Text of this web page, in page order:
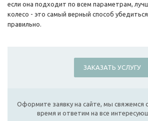
если она подходит по всем параметрам,
колесо - это самый верный способ
правильно.
ЗАКАЗАТЬ УСЛУГУ
Оформите заявку на сайте, мы свяжемся
время и ответим на все